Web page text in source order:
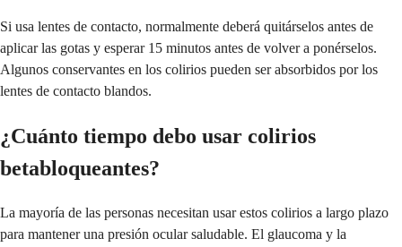
Si usa lentes de contacto, normalmente deberá quitárselos antes de
aplicar las gotas y esperar 15 minutos antes de volver a ponérselos.
Algunos conservantes en los colirios pueden ser absorbidos por los
lentes de contacto blandos.
¿Cuánto tiempo debo usar colirios
betabloqueantes?
La mayoría de las personas necesitan usar estos colirios a largo plazo
para mantener una presión ocular saludable. El glaucoma y la